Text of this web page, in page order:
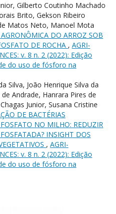
Gilberto Coutinho Machado
Brito, Gekson Ribeiro
Matos Neto, Manoel Mota
AGRONÔMICA DO ARROZ SOB
DE ROCHA , AGRI-
v. 8 n. 2 (2022): Edição
do uso de fósforo na
Silva, João Henrique Silva da
Andrade, Hanrara Pires de
Junior, Susana Cristine
DE BACTÉRIAS
NO MILHO: REDUZIR
INSIGHT DOS
, AGRI-
v. 8 n. 2 (2022): Edição
do uso de fósforo na